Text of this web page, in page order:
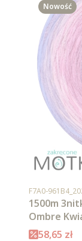
Nowość
Kod produktu
F7A0-
1500m
Ombre
krokus/
Cena
58,65 zł